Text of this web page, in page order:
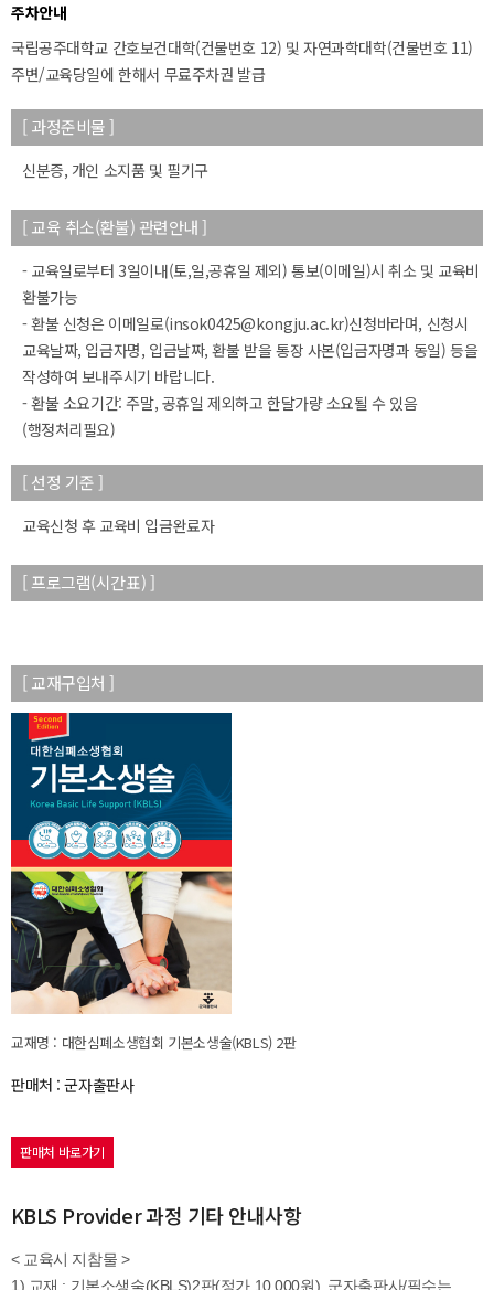
주차안내
국립공주대학교 간호보건대학(건물번호 12) 및 자연과학대학(건물번호 11)
주변/교육당일에 한해서 무료주차권 발급
[ 과정준비물 ]
신분증, 개인 소지품 및 필기구
[ 교육 취소(환불) 관련안내 ]
- 교육일로부터 3일이내(토,일,공휴일 제외) 통보(이메일)시 취소 및 교육비
환불가능
- 환불 신청은 이메일로(insok0425@kongju.ac.kr)신청바라며, 신청시
교육날짜, 입금자명, 입금날짜, 환불 받을 통장 사본(입금자명과 동일) 등을
작성하여 보내주시기 바랍니다.
- 환불 소요기간: 주말, 공휴일 제외하고 한달가량 소요될 수 있음
(행정처리필요)
[ 선정 기준 ]
교육신청 후 교육비 입금완료자
[ 프로그램(시간표) ]
[ 교재구입처 ]
교재명 : 대한심폐소생협회 기본소생술(KBLS) 2판
판매처 : 군자출판사
판매처 바로가기
KBLS Provider 과정 기타 안내사항